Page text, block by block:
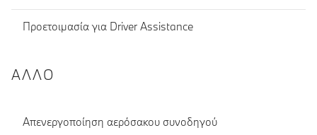
Προετοιμασία για Driver Assistance
ΆΛΛΟ
Απενεργοποίηση αερόσακου συνοδηγού